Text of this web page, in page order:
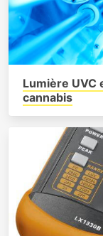
Lumière UVC
cannabis